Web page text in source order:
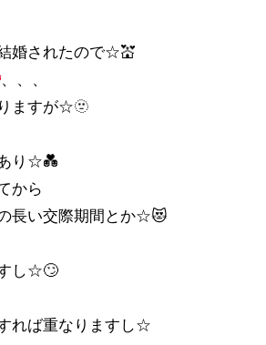
婚されたので☆💒
、、、
ますが☆🫥
り☆💑
から
長い交際期間とか☆😻
し☆🙄
れば重なりますし☆